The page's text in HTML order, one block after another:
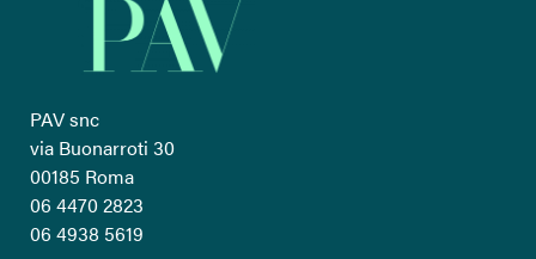
PAV snc
via Buonarroti 30
00185 Roma
06 4470 2823
06 4938 5619